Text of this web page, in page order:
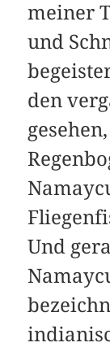
meiner
und
den
Und